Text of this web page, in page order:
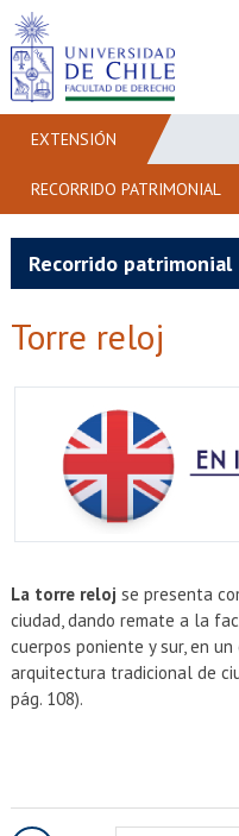
Académicos
Egresados
EXTENSIÓN
RECORRIDO PATRIMONIAL
Recorrido patrimonial
Torre reloj
La torre reloj se presenta
ciudad, dando remate a la
cuerpos poniente y sur, en
arquitectura tradicional de
pág. 108).